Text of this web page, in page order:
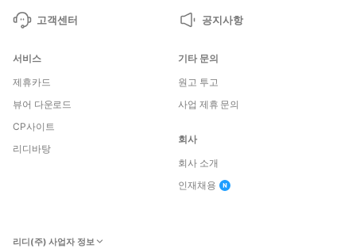
고객센터 공지사항
서비스
제휴카드
뷰어 다운로드
CP사이트
리디바탕
기타 문의
원고 투고
사업 제휴 문의
회사
회사 소개
인재채용
리디(주) 사업자 정보